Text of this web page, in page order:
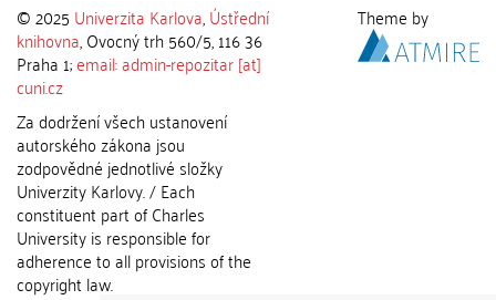
© 2025 Univerzita Karlova,Ústřední
knihovna, Ovocný trh 560/5, 116 36
Praha 1;email: admin-repozitar [at]
cuni.cz
Za dodržení všech ustanovení
autorského zákona jsou
zodpovědné jednotlivé složky
Univerzity Karlovy. / Each
constituent part of Charles
University is responsible for
adherence to all provisions of the
copyright law.
Theme by